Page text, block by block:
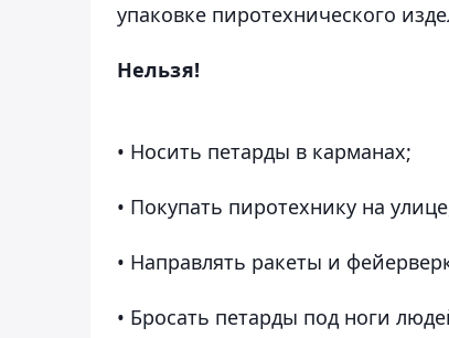
упаковке пиротехнического
Нельзя!
• Носить петарды в карманах;
• Покупать пиротехнику на
• Направлять ракеты и
• Бросать петарды под ноги